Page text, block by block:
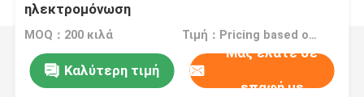
ηλεκτρομόνωση
MOQ：200 κιλά Τιμή：Pricing based on different products
Καλύτερη τιμή
Μας ελάτε σε
επαφή με